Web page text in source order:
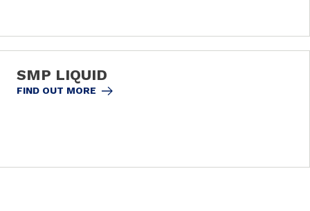
SMP LIQUID
FIND OUT MORE